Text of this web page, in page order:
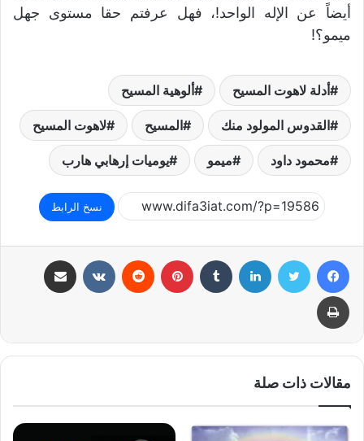
أيضاً عن الإله الواحد!، فهل عرفتم حقا مستوى جهل
ميمو؟!
أدلة لاهوت المسيح ألوهية المسيح
القدوس المولود منك المسيح لاهوت المسيح
محمود داود ميمو يوميات إرهابي هارب
نسخ الرابط
فيسبوك تويتر لينكدإن بينتيريست
طباعة
مقالات ذات صلة